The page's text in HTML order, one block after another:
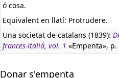
ó cosa.
Equivalent en llatí: Protrudere.
Una societat de catalans (1839):
frances-italiá, vol. 1 «Empenta»,
Donar s'empenta